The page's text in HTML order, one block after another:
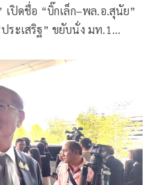
ปิดชื่อ “บิ๊กเล็ก–พล.อ.สุนัย”
ระเสริฐ” ขยับนั่ง มท.1